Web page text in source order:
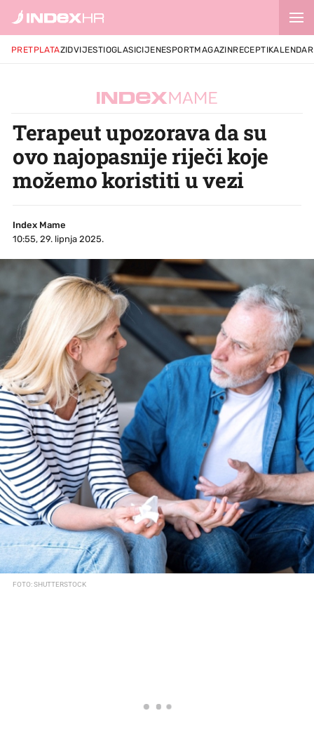
PRETPLATAZIDVIJESTIOGLASICIJENESPORTMAGAZINRECEPTIKALENDAR
Terapeut upozorava da su
ovo najopasnije riječi koje
možemo koristiti u vezi
Index Mame
10:55, 29. lipnja 2025.
FOTO: SHUTTERSTOCK